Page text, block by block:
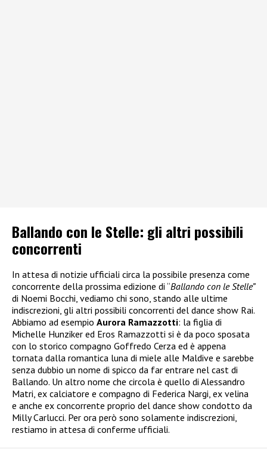
Ballando con le Stelle: gli altri possibili
concorrenti
In attesa di notizie ufficiali circa la possibile presenza come
concorrente della prossima edizione di “Ballando con le Stelle”
di Noemi Bocchi, vediamo chi sono, stando alle ultime
indiscrezioni, gli altri possibili concorrenti del dance show Rai.
Abbiamo ad esempio Aurora Ramazzotti: la figlia di
Michelle Hunziker ed Eros Ramazzotti si è da poco sposata
con lo storico compagno Goffredo Cerza ed è appena
tornata dalla romantica luna di miele alle Maldive e sarebbe
senza dubbio un nome di spicco da far entrare nel cast di
Ballando. Un altro nome che circola è quello di Alessandro
Matri, ex calciatore e compagno di Federica Nargi, ex velina
e anche ex concorrente proprio del dance show condotto da
Milly Carlucci. Per ora però sono solamente indiscrezioni,
restiamo in attesa di conferme ufficiali.